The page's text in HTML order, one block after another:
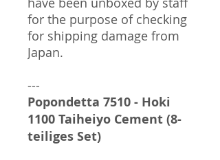
for the purpose of checking
for shipping damage from
Japan.
---
Popondetta 7510 - Hoki
1100 Taiheiyo Cement (8-
teiliges Set)